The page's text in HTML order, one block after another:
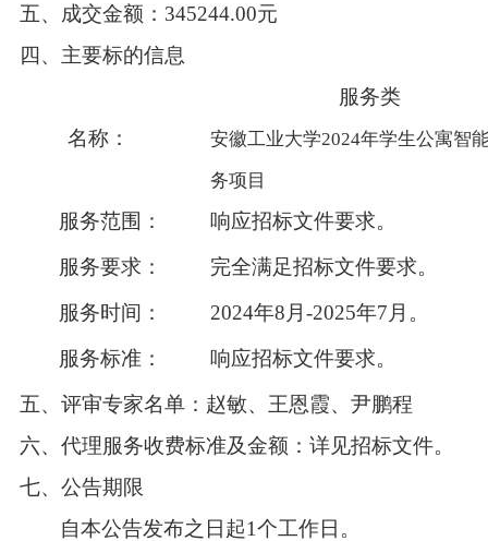
五、 成交金额： 345244.00元
四、主要标的信息
服务类
名称：
安徽工业大学2024年学生公寓智
务项目
服务范围： 响应招标文件要求。
服务要求：
完全满足招标文件要求。
服务时间：
2024年8月-2025年7月。
服务标准：
响应招标文件要求。
五、 评审专家名单： 赵敏、王恩霞、尹鹏程
六、代理服务收费标准及金额： 详见招标文件。
七、公告期限
自本公告发布之日起1个工作日。